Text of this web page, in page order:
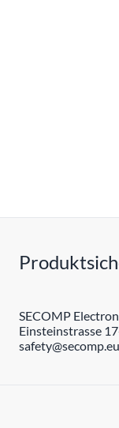
SECOMP
Einsteinstrasse
safety@secomp.eu